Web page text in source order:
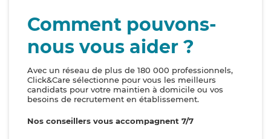
Comment pouvons-
nous vous aider ?
Avec un réseau de plus de 180 000 professionnels,
Click&Care sélectionne pour vous les meilleurs
candidats pour votre maintien à domicile ou vos
besoins de recrutement en établissement.
Nos conseillers vous accompagnent 7/7